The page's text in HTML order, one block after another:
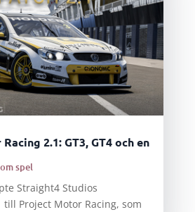
2.1: GT3, GT4 och en
spel
Straight4 Studios
Project Motor Racing, som